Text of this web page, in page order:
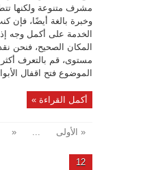
مشرف متنوعة ولكنها
وخبرة بالغة أيضًا، فإن
الخدمة على أكمل وجه
المكان الصحيح، فنحن
مستوى، قم بالتعرف
الموضوع فتح اقفال
أكمل القراءة »
« الأولى ...
«
12